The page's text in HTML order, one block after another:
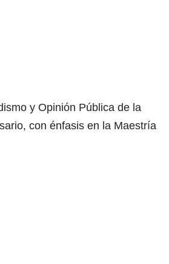
y Opinión Pública de la
con énfasis en la Maestría